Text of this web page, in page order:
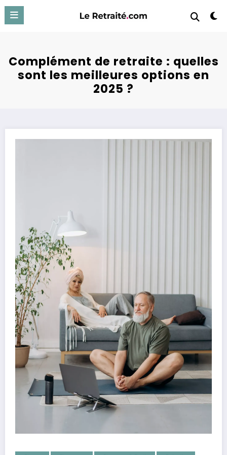
Aller
contenu
Complément de retraite : quelles
sont les meilleures options en
2025 ?